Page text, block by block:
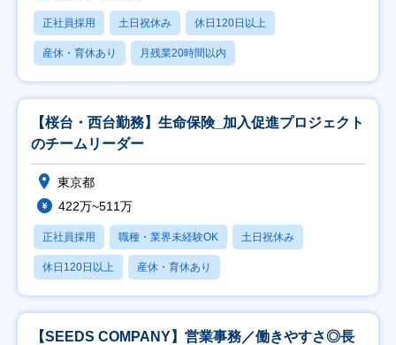
正社員採用 土日祝休み 休日120日以上
産休・育休あり 月残業20時間以内
【桜台・西台勤務】生命保険_加入促進プロジェクト
のチームリーダー
東京都
422万~511万
正社員採用 職種・業界未経験OK 土日祝休み
休日120日以上 産休・育休あり
【SEEDS COMPANY】営業事務／働きやすさ◎長